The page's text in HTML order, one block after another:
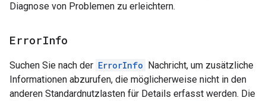
Diagnose von Problemen zu erleichtern.
ErrorInfo
Suchen Sie nach der ErrorInfo Nachricht, um zusätzliche
Informationen abzurufen, die möglicherweise nicht in den
anderen Standardnutzlasten für Details erfasst werden. Die